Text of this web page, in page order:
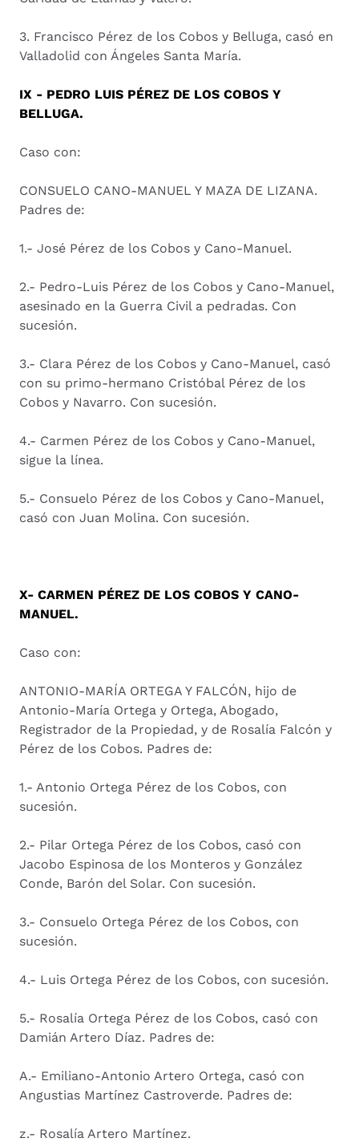
3. Francisco Pérez de los Cobos y Belluga, casó en
Valladolid con Ángeles Santa María.
IX - PEDRO LUIS PÉREZ DE LOS COBOS Y
BELLUGA.
Caso con:
CONSUELO CANO-MANUEL Y MAZA DE LIZANA.
Padres de:
1.- José Pérez de los Cobos y Cano-Manuel.
2.- Pedro-Luis Pérez de los Cobos y Cano-Manuel,
asesinado en la Guerra Civil a pedradas. Con
sucesión.
3.- Clara Pérez de los Cobos y Cano-Manuel, casó
con su primo-hermano Cristóbal Pérez de los
Cobos y Navarro. Con sucesión.
4.- Carmen Pérez de los Cobos y Cano-Manuel,
sigue la línea.
5.- Consuelo Pérez de los Cobos y Cano-Manuel,
casó con Juan Molina. Con sucesión.
X- CARMEN PÉREZ DE LOS COBOS Y CANO-
MANUEL.
Caso con:
ANTONIO-MARÍA ORTEGA Y FALCÓN, hijo de
Antonio-María Ortega y Ortega, Abogado,
Registrador de la Propiedad, y de Rosalía Falcón y
Pérez de los Cobos. Padres de:
1.- Antonio Ortega Pérez de los Cobos, con
sucesión.
2.- Pilar Ortega Pérez de los Cobos, casó con
Jacobo Espinosa de los Monteros y González
Conde, Barón del Solar. Con sucesión.
3.- Consuelo Ortega Pérez de los Cobos, con
sucesión.
4.- Luis Ortega Pérez de los Cobos, con sucesión.
5.- Rosalía Ortega Pérez de los Cobos, casó con
Damián Artero Díaz. Padres de:
A.- Emiliano-Antonio Artero Ortega, casó con
Angustias Martínez Castroverde. Padres de:
z.- Rosalía Artero Martínez.